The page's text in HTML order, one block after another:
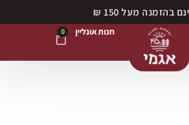
בהזמנה מעל 150 ₪
חנות אונליין 0